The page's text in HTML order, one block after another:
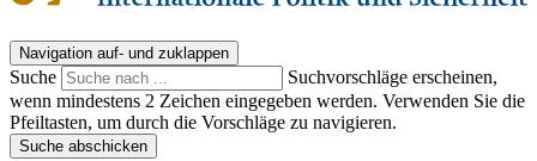
Navigation auf- und zuklappen
Suche
Suchvorschläge erscheinen,
wenn mindestens 2 Zeichen eingegeben werden. Verwenden Sie die
Pfeiltasten, um durch die Vorschläge zu navigieren.
Suche abschicken